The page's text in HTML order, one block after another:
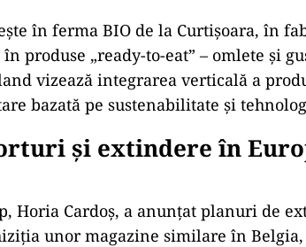
în ferma BIO de la Curtișoara, în
produse „ready-to-eat” – omlete și
vizează integrarea verticală a
bazată pe sustenabilitate și
și extindere în
Horia Cardoș, a anunțat planuri de
unor magazine similare în